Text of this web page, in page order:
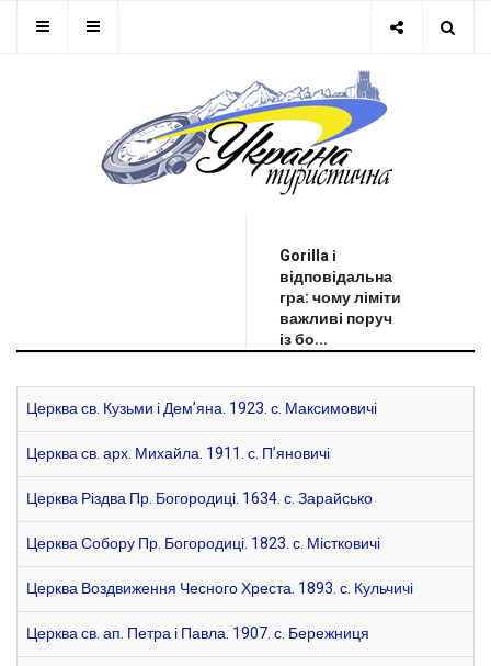
Gorilla і
відповідальна
гра: чому ліміти
важливі поруч
із бо...
Церква св. Кузьми і Дем’яна. 1923. с. Максимовичі
Церква св. арх. Михайла. 1911. с. П’яновичі
Церква Різдва Пр. Богородиці. 1634. с. Зарайсько
Церква Собору Пр. Богородиці. 1823. с. Містковичі
Церква Воздвиження Чесного Хреста. 1893. с. Кульчичі
Церква св. ап. Петра і Павла. 1907. с. Бережниця